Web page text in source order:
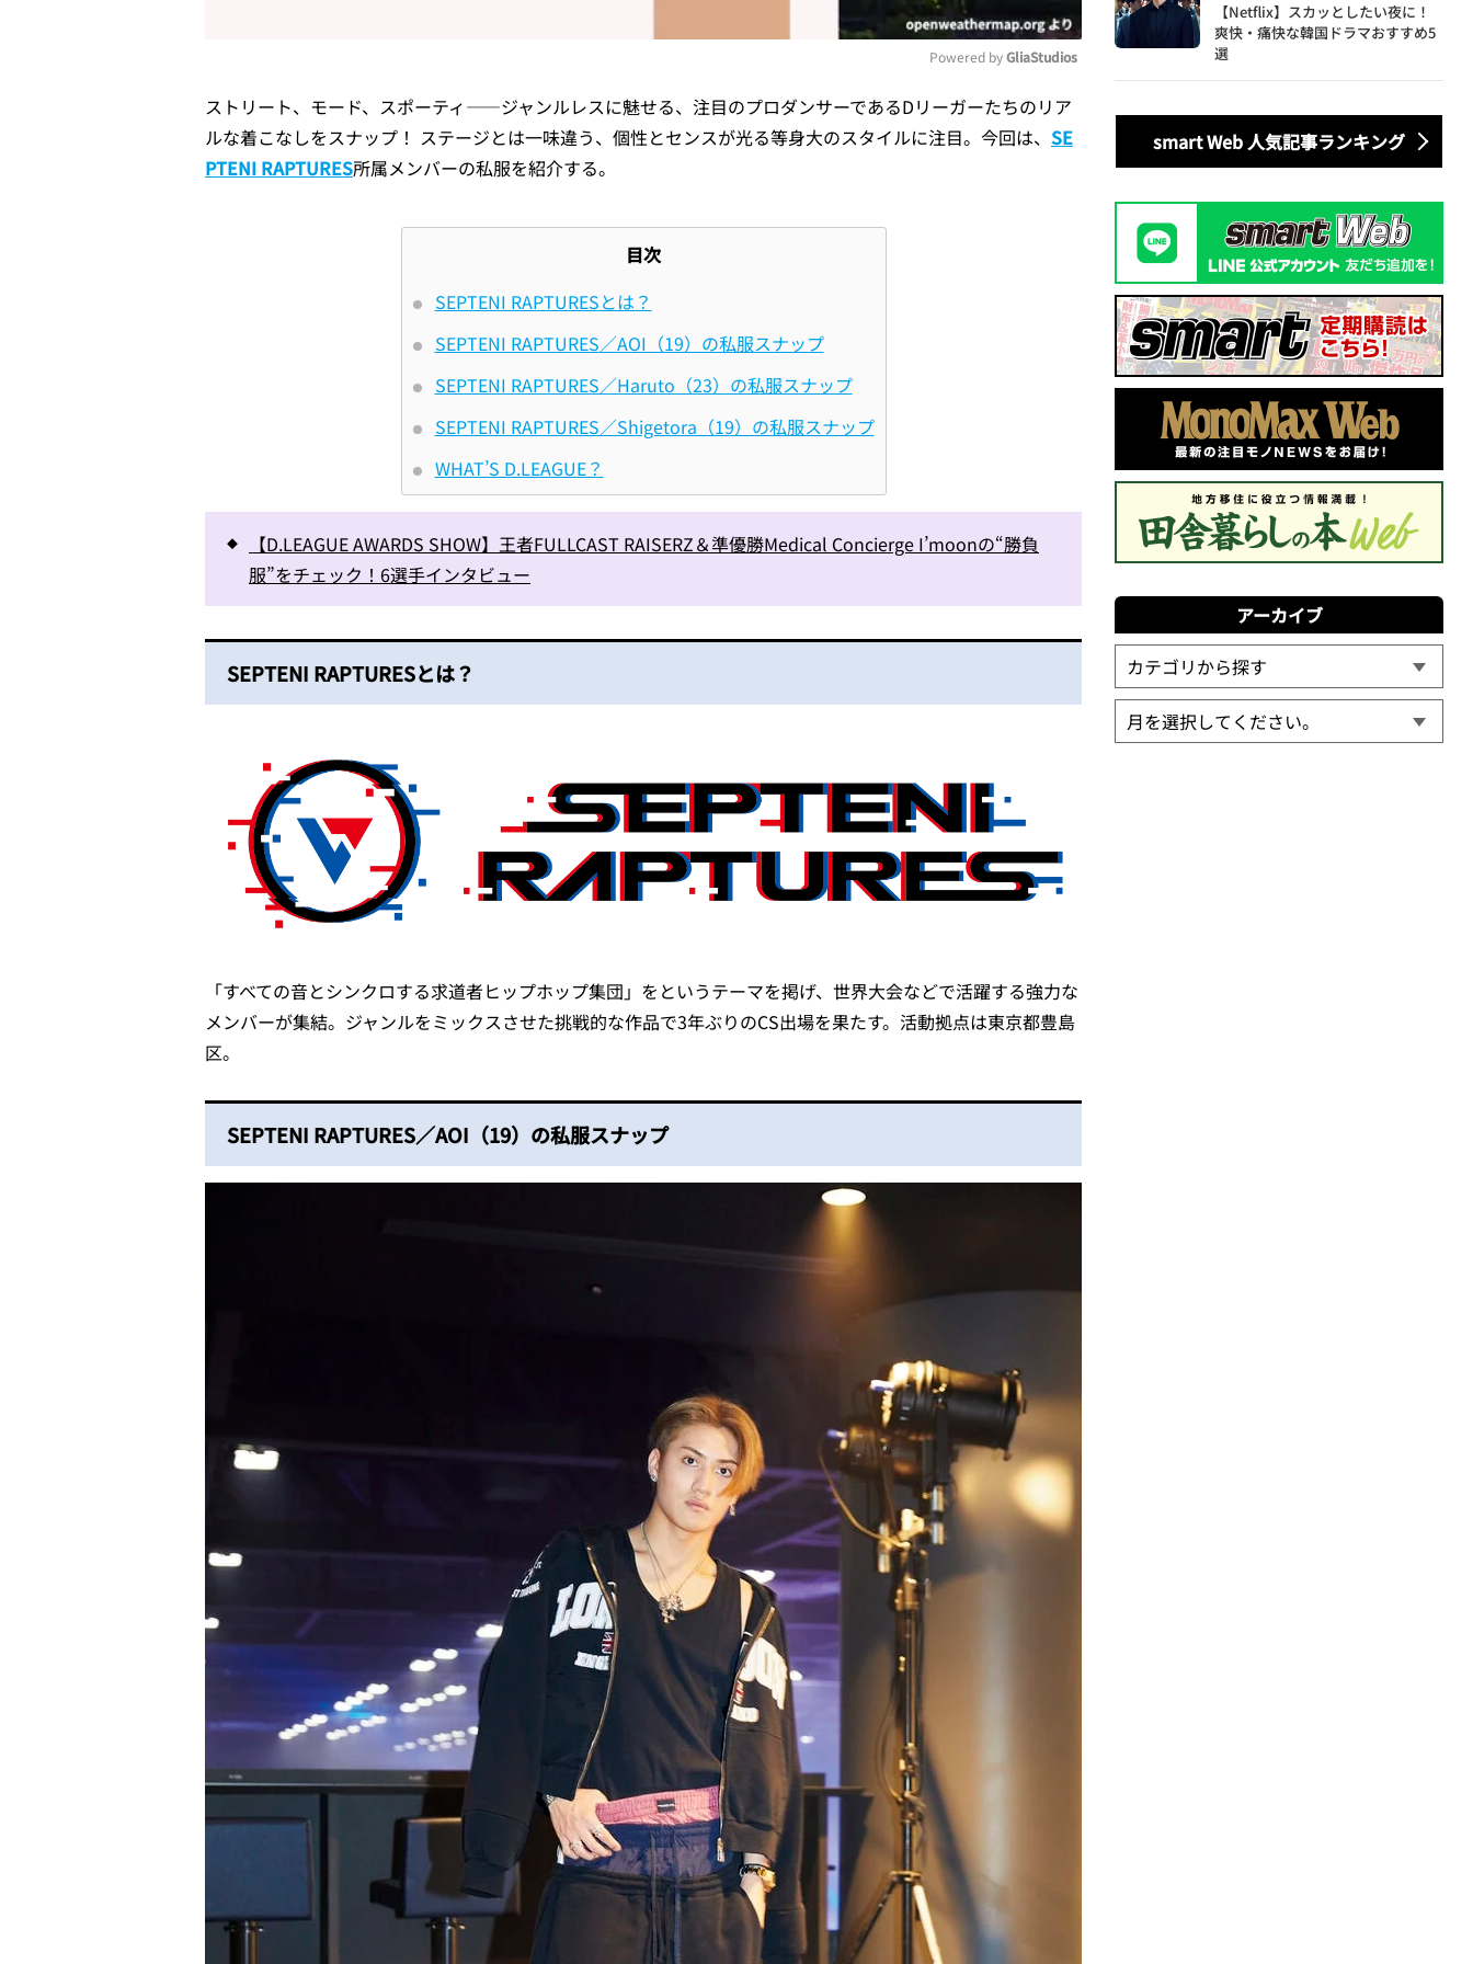
Mute
Powered by GliaStudios
ストリート、モード、スポーティ——ジャンルレスに魅せる、注目のプロダンサーであるDリーガーたちのリア
ルな着こなしをスナップ！ ステージとは一味違う、個性とセンスが光る等身大のスタイルに注目。今回は、 SE
PTENI RAPTURES所属メンバーの私服を紹介する。
目次
SEPTENI RAPTURESとは？
SEPTENI RAPTURES／AOI（19）の私服スナップ
SEPTENI RAPTURES／Haruto（23）の私服スナップ
SEPTENI RAPTURES／Shigetora（19）の私服スナップ
WHAT’S D.LEAGUE？
【D.LEAGUE AWARDS SHOW】王者FULLCAST RAISERZ＆準優勝Medical Concierge I’moonの“勝負
服”をチェック！6選手インタビュー
SEPTENI RAPTURESとは？
「すべての音とシンクロする求道者ヒップホップ集団」をというテーマを掲げ、世界大会などで活躍する強力な
メンバーが集結。ジャンルをミックスさせた挑戦的な作品で3年ぶりのCS出場を果たす。活動拠点は東京都豊島
区。
SEPTENI RAPTURES／AOI（19）の私服スナップ
【Netflix】スカッとしたい夜に！
爽快・痛快な韓国ドラマおすすめ5
選
smart Web 人気記事ランキング
アーカイブ